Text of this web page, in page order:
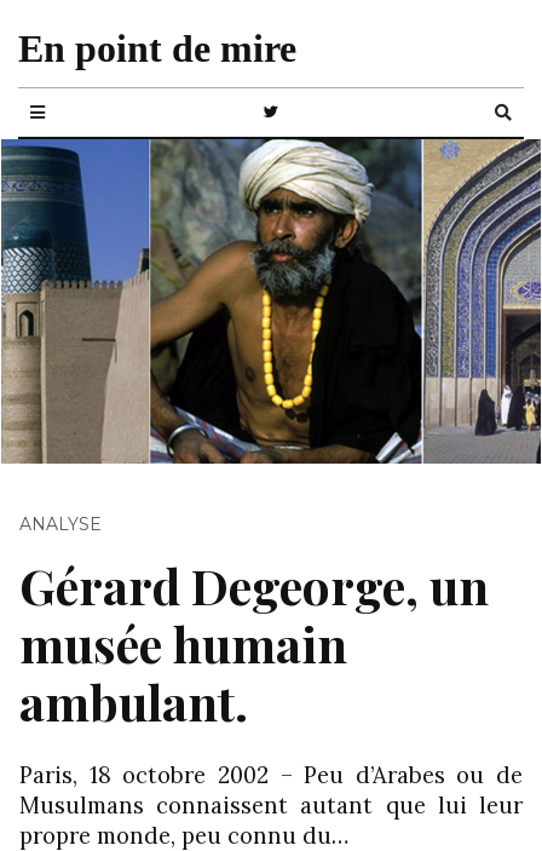
En point de mire
ANALYSE
Gérard Degeorge, un
musée humain
ambulant.
Paris, 18 octobre 2002 – Peu d’Arabes ou de
Musulmans connaissent autant que lui leur
propre monde, peu connu du…